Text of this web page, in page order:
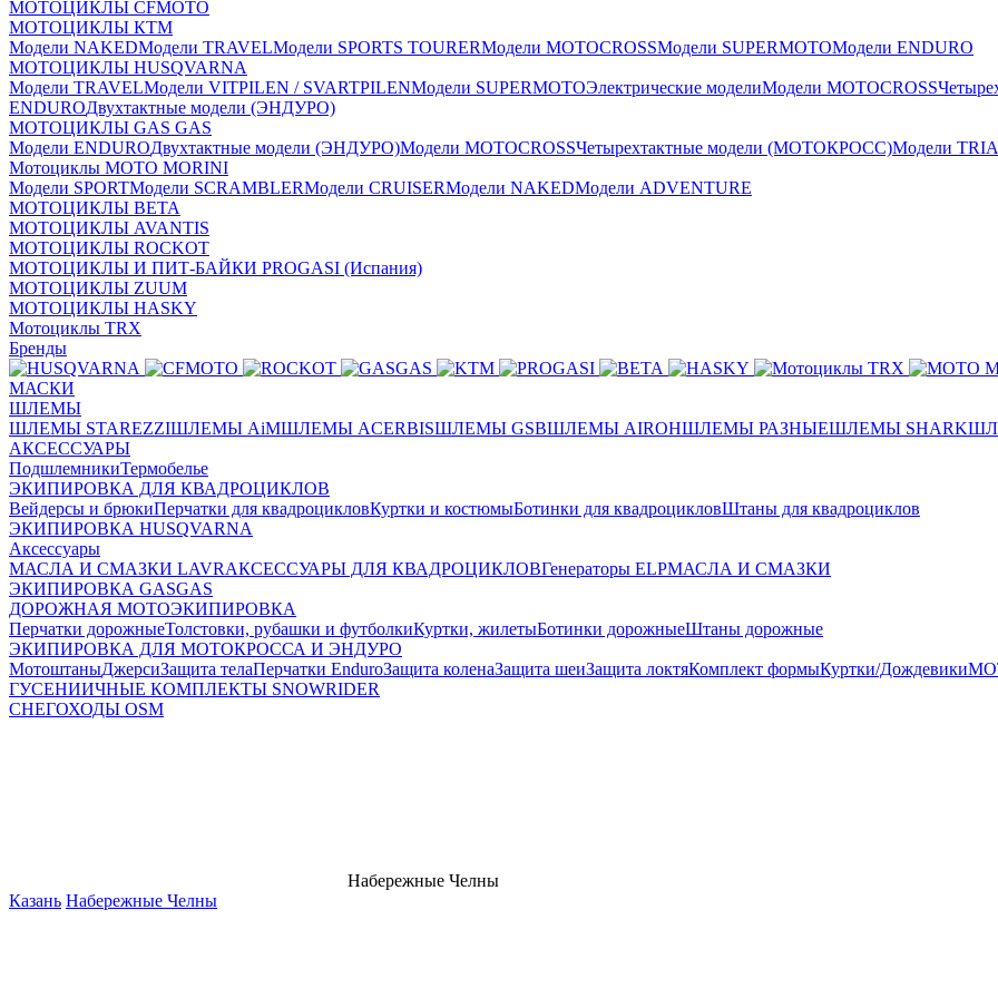
МОТОЦИКЛЫ CFMOTO
МОТОЦИКЛЫ КТМ
Модели NAKEDМодели TRAVELМодели SPORTS TOURERМодели MOTOCROSSМодели SUPERMOTOМодели ENDURO
МОТОЦИКЛЫ HUSQVARNA
Модели TRAVELМодели VITPILEN / SVARTPILENМодели SUPERMOTOЭлектрические моделиМодели MOTOCROSS
ENDUROДвухтактные модели (ЭНДУРО)
МОТОЦИКЛЫ GAS GAS
Модели ENDUROДвухтактные модели (ЭНДУРО)Модели MOTOCROSSЧетырехтактные модели (МОТОКРОСС)Модели
Мотоциклы MOTO MORINI
Модели SPORTМодели SCRAMBLERМодели CRUISERМодели NAKEDМодели ADVENTURE
МОТОЦИКЛЫ BETA
МОТОЦИКЛЫ AVANTIS
МОТОЦИКЛЫ ROCKOT
МОТОЦИКЛЫ И ПИТ-БАЙКИ PROGASI (Испания)
МОТОЦИКЛЫ ZUUM
МОТОЦИКЛЫ HASKY
Мотоциклы TRX
Бренды
МАСКИ
ШЛЕМЫ
ШЛЕМЫ STAREZZIШЛЕМЫ AiMШЛЕМЫ ACERBISШЛЕМЫ GSBШЛЕМЫ AIROHШЛЕМЫ РАЗНЫЕШЛЕМЫ SHARK
АКСЕССУАРЫ
ПодшлемникиТермобелье
ЭКИПИРОВКА ДЛЯ КВАДРОЦИКЛОВ
Вейдерсы и брюкиПерчатки для квадроцикловКуртки и костюмыБотинки для квадроцикловШтаны для квадроциклов
ЭКИПИРОВКА HUSQVARNA
Аксессуары
МАСЛА И СМАЗКИ LAVRАКСЕССУАРЫ ДЛЯ КВАДРОЦИКЛОВГенераторы ELPМАСЛА И СМАЗКИ
ЭКИПИРОВКА GASGAS
ДОРОЖНАЯ МОТОЭКИПИРОВКА
Перчатки дорожныеТолстовки, рубашки и футболкиКуртки, жилетыБотинки дорожныеШтаны дорожные
ЭКИПИРОВКА ДЛЯ МОТОКРОССА И ЭНДУРО
МотоштаныДжерсиЗащита телаПерчатки EnduroЗащита коленаЗащита шеиЗащита локтяКомплект формыКуртки/Дождевики
ГУСЕНИИЧНЫЕ КОМПЛЕКТЫ SNOWRIDER
СНЕГОХОДЫ OSM
Набережные Челны
Казань Набережные Челны